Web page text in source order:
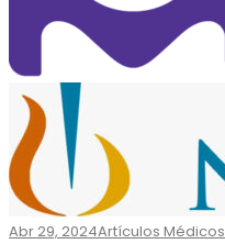
Abr 29, 2024Artículos Médicos